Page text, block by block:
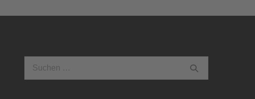
nach: